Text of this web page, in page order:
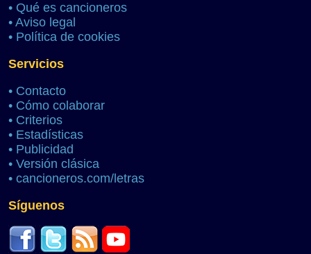
• Qué es cancioneros
• Aviso legal
• Política de cookies
Servicios
• Contacto
• Cómo colaborar
• Criterios
• Estadísticas
• Publicidad
• Versión clásica
• cancioneros.com/letras
Síguenos